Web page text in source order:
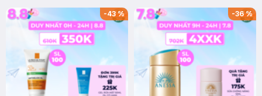
-43% -36%